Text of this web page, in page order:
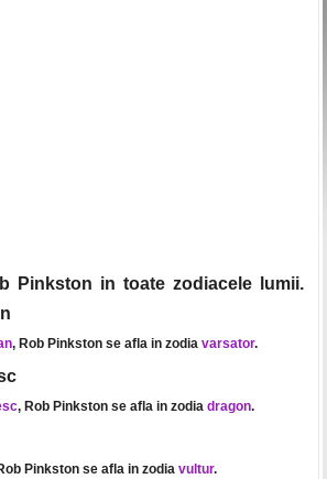
Pinkston in toate zodiacele lumii.
, Rob Pinkston se afla in zodia varsator.
, Rob Pinkston se afla in zodia dragon.
Pinkston se afla in zodia vultur.